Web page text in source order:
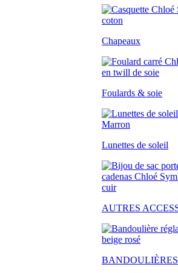
Chapeaux
Foulards & soie
Lunettes de soleil
AUTRES
BANDOULIÈRES